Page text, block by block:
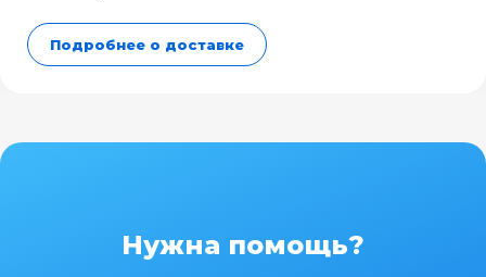
Подробнее о доставке
Нужна помощь?